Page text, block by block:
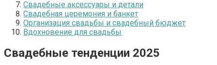
Свадебные аксессуары и детали
Свадебная церемония и банкет
Организация свадьбы и свадебный бюджет
Вдохновение для свадьбы
Свадебные тенденции 2025